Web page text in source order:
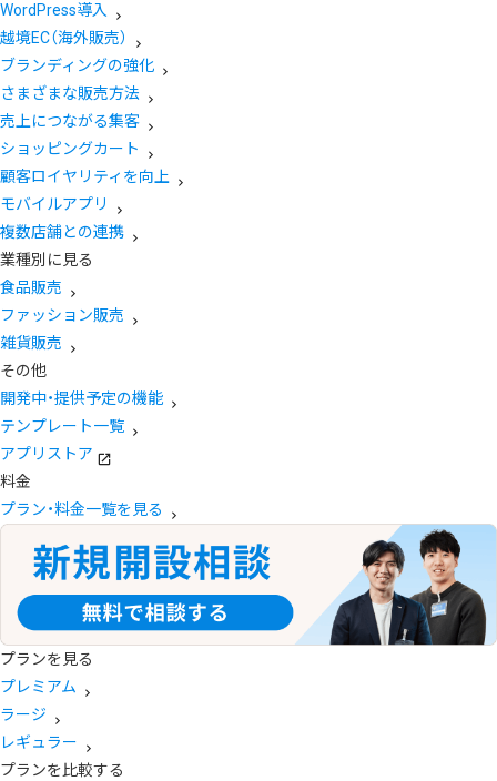
WordPress導入
越境EC（海外販売）
ブランディングの強化
さまざまな販売方法
売上につながる集客
ショッピングカート
顧客ロイヤリティを向上
モバイルアプリ
複数店舗との連携
業種別に見る
食品販売
ファッション販売
雑貨販売
その他
開発中・提供予定の機能
テンプレート一覧
アプリストア
料金
プラン・料金一覧を見る
プランを見る
プレミアム
ラージ
レギュラー
プランを比較する